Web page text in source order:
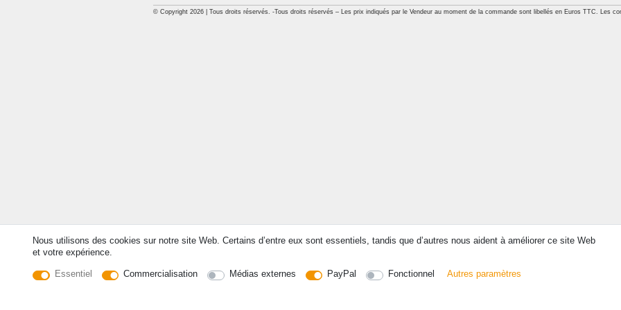
© Copyright 2026 | Tous droits réservés. -Tous droits réservés – Les prix indiqués par le Vendeur au moment de la commande sont libellés en Euros TTC. Les
Nous utilisons des cookies sur notre site Web. Certains d’entre eux sont essentiels, tandis que d’autres nous aident à améliorer ce site Web
et votre expérience.
Essentiel Commercialisation Médias externes PayPal Fonctionnel Autres paramètres